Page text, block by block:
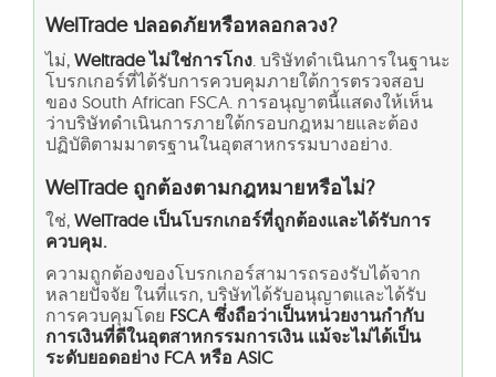
WelTrade ปลอดภัยหรือหลอกลวง?
ไม่, Weltrade ไม่ใช่การโกง. บริษัทดำเนินการในฐานะ
โบรกเกอร์ที่ได้รับการควบคุมภายใต้การตรวจสอบ
ของ South African FSCA. การอนุญาตนี้แสดงให้เห็น
ว่าบริษัทดำเนินการภายใต้กรอบกฎหมายและต้อง
ปฏิบัติตามมาตรฐานในอุตสาหกรรมบางอย่าง.
WelTrade ถูกต้องตามกฎหมายหรือไม่?
ใช่, WelTrade เป็นโบรกเกอร์ที่ถูกต้องและได้รับการ
ควบคุม.
ความถูกต้องของโบรกเกอร์สามารถรองรับได้จาก
หลายปัจจัย ในที่แรก, บริษัทได้รับอนุญาตและได้รับ
การควบคุมโดย FSCA ซึ่งถือว่าเป็นหน่วยงานกำกับ
การเงินที่ดีในอุตสาหกรรมการเงิน แม้จะไม่ได้เป็น
ระดับยอดอย่าง FCA หรือ ASIC